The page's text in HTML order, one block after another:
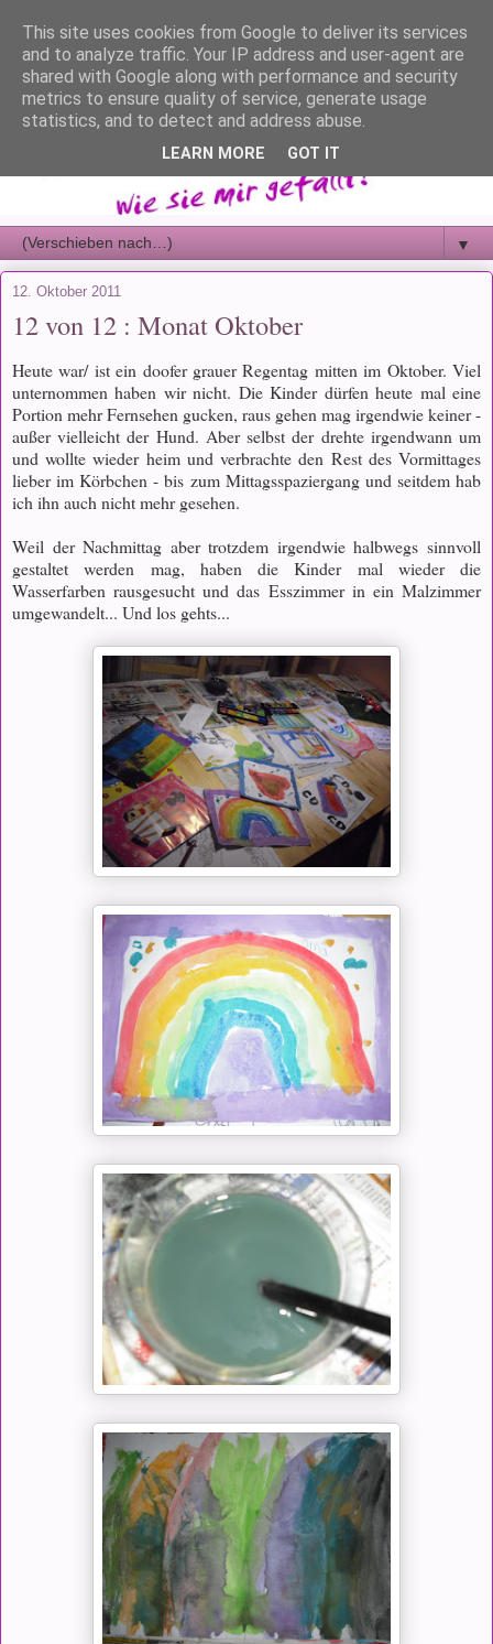
▼
12. Oktober 2011
12 von 12 : Monat Oktober
Heute war/ ist ein doofer grauer Regentag mitten im Oktober. Viel
unternommen haben wir nicht. Die Kinder dürfen heute mal eine
Portion mehr Fernsehen gucken, raus gehen mag irgendwie keiner -
außer vielleicht der Hund. Aber selbst der drehte irgendwann um
und wollte wieder heim und verbrachte den Rest des Vormittages
lieber im Körbchen - bis zum Mittagsspaziergang und seitdem hab
ich ihn auch nicht mehr gesehen.
Weil der Nachmittag aber trotzdem irgendwie halbwegs sinnvoll
gestaltet werden mag, haben die Kinder mal wieder die
Wasserfarben rausgesucht und das Esszimmer in ein Malzimmer
umgewandelt... Und los gehts...
This site uses cookies from Google to deliver its services
and to analyze traffic. Your IP address and user-agent are
shared with Google along with performance and security
metrics to ensure quality of service, generate usage
statistics, and to detect and address abuse.
LEARN MORE GOT IT